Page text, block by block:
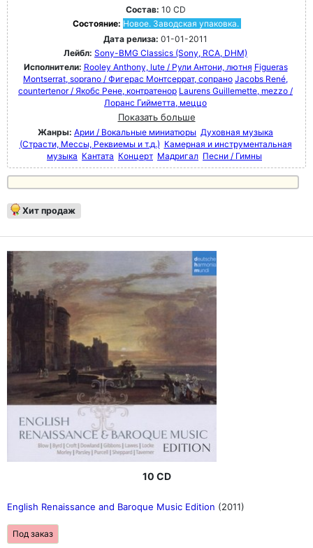
Состав: 10 CD
Состояние: Новое. Заводская упаковка.
Дата релиза: 01-01-2011
Лейбл: Sony-BMG Classics (Sony, RCA, DHM)
Исполнители: Rooley Anthony, lute / Рули Антони, лютня Figueras
Montserrat, soprano / Фигерас Монтсеррат, сопрано Jacobs René,
countertenor / Якобс Рене, контратенор Laurens Guillemette, mezzo /
Лоранс Гийметта, меццо
Показать больше
Жанры: Арии / Вокальные миниатюры Духовная музыка
(Страсти, Мессы, Реквиемы и т.д.) Камерная и инструментальная
музыка Кантата Концерт Мадригал Песни / Гимны
Хит продаж
10 CD
English Renaissance and Baroque Music Edition (2011)
Под заказ